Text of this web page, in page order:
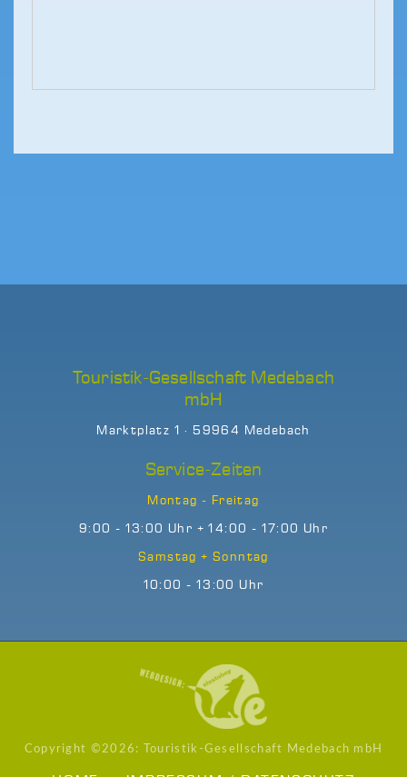
Touristik-Gesellschaft Medebach
mbH
Marktplatz 1 · 59964 Medebach
Service-Zeiten
Montag - Freitag
9:00 - 13:00 Uhr + 14:00 - 17:00 Uhr
Samstag + Sonntag
10:00 - 13:00 Uhr
Copyright ©2026: Touristik-Gesellschaft Medebach mbH